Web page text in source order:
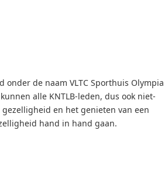
onder de naam VLTC Sporthuis Olympia
alle KNTLB-leden, dus ook niet-
en het genieten van een
hand in hand gaan.